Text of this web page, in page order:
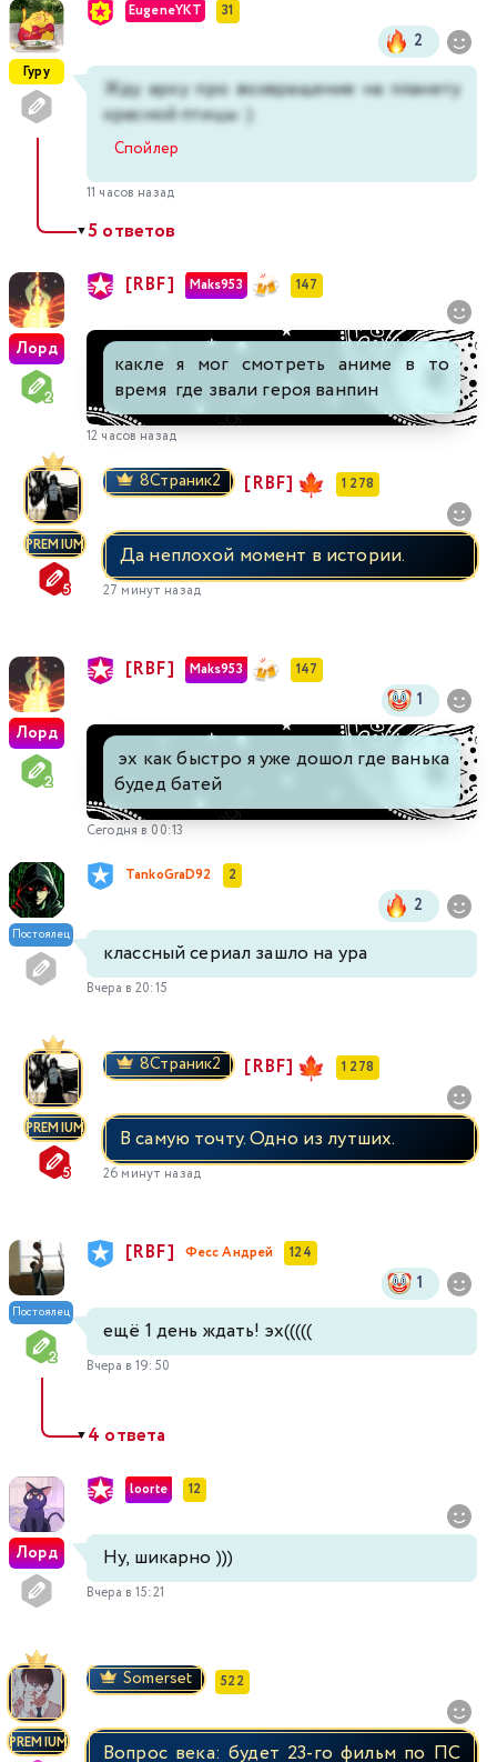
Гуру
EugeneYKT 31
2
Жду арку про возвращение на планету
красной птицы :)
Спойлер
11 часов назад
▼5 ответов
Лорд
[RBF] Maks953 147
какле я мог смотреть аниме в то
время где звали героя ванпин
12 часов назад
PREMIUM
8Страник2 [RBF] 1 278
Да неплохой момент в истории.
27 минут назад
Лорд
[RBF] Maks953 147
1
эх как быстро я уже дошол где ванька
будед батей
Сегодня в 00:13
Постоялец
TankoGraD92 2
2
классный сериал зашло на ура
Вчера в 20:15
PREMIUM
8Страник2 [RBF] 1 278
В самую точту. Одно из лутших.
26 минут назад
Постоялец
[RBF] Фесс Андрей 124
1
ещё 1 день ждать! эх(((((
Вчера в 19:50
▼4 ответа
Лорд
loorte 12
Ну, шикарно )))
Вчера в 15:21
PREMIUM
Somerset 522
Вопрос века: будет 23-го фильм по ПС